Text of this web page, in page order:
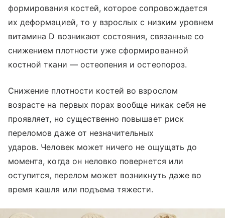
формирования костей, которое сопровождается
их деформацией, то у взрослых с низким уровнем
витамина D возникают состояния, связанные со
снижением плотности уже сформированной
костной ткани — остеопения и остеопороз.
Снижение плотности костей во взрослом
возрасте на первых порах вообще никак себя не
проявляет, но существенно повышает риск
переломов даже от незначительных
ударов. Человек может ничего не ощущать до
момента, когда он неловко повернется или
оступится, перелом может возникнуть даже во
время кашля или подъема тяжести.